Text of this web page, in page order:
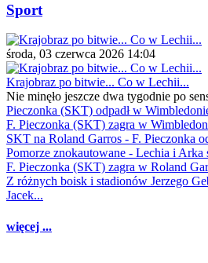
Sport
środa, 03 czerwca 2026 14:04
Krajobraz po bitwie... Co w Lechii...
Nie minęło jeszcze dwa tygodnie po
Pieczonka (SKT) odpadł w
F. Pieczonka (SKT) zagra w
SKT na Roland Garros - F. Pieczonka
Pomorze znokautowane - Lechia i Arka
F. Pieczonka (SKT) zagra w Roland
Z różnych boisk i stadionów Jerzego
Jacek...
więcej ...